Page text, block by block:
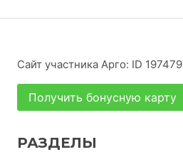
Сайт участника Арго: ID 197479
Получить бонусную карту
РАЗДЕЛЫ